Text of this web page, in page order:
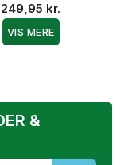
249,95 kr.
VIS MERE
&